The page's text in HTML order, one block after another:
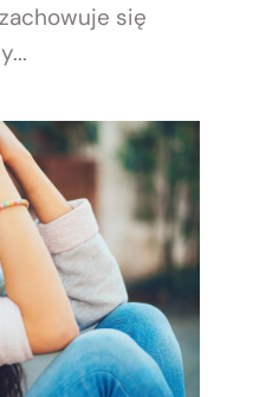
się